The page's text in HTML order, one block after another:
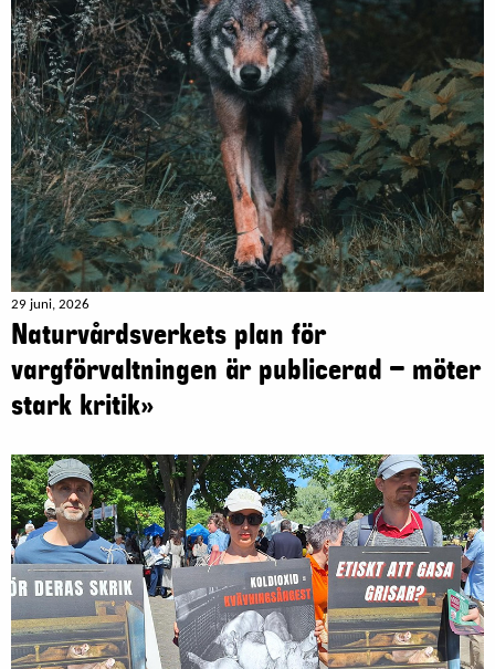
29 juni, 2026
Naturvårdsverkets plan för
vargförvaltningen är publicerad – möter
stark kritik»